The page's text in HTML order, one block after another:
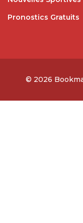
Pronostics Gratuits
© 2026